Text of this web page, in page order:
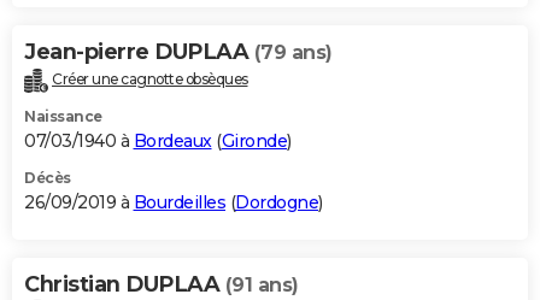
Jean-pierre DUPLAA (79 ans)
Créer une cagnotte obsèques
Naissance
07/03/1940 à Bordeaux (Gironde)
Décès
26/09/2019 à Bourdeilles (Dordogne)
Christian DUPLAA (91 ans)